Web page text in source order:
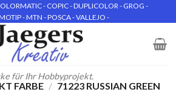
- COPIC - DUPLICOLOR - GROG -
- MTN - POSCA - VALLEJO -
für Ihr Hobbyprojekt.
FARBE / 71223 RUSSIAN GREEN